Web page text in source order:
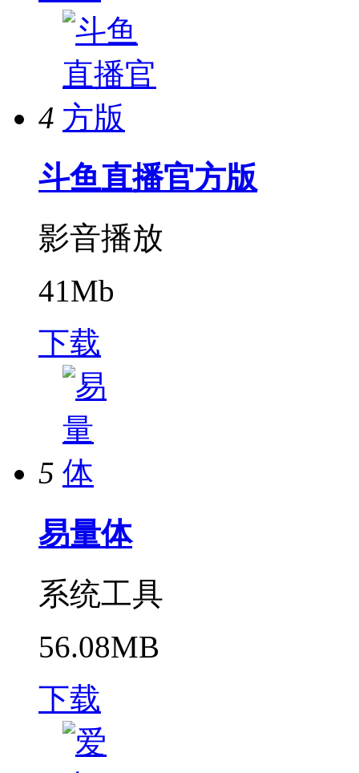
4
斗鱼直播官方版
影音播放
41Mb
下载
5
易量体
系统工具
56.08MB
下载